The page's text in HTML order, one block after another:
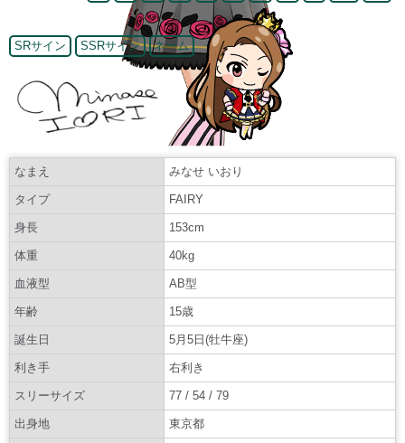
SRサイン SSRサイン ネーム
なまえ みなせ いおり
タイプ FAIRY
身長 153cm
体重 40kg
血液型 AB型
年齢 15歳
誕生日 5月5日(牡牛座)
利き手 右利き
スリーサイズ 77 / 54 / 79
出身地 東京都